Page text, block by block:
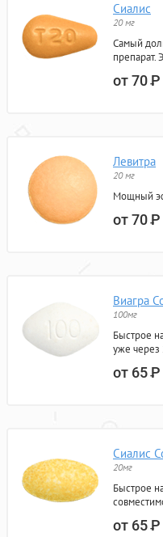
Сиалис
20 мг
Самый
препарат.
от 70Р
Левитра
20 мг
Мощный
от 70Р
Виагра
100мг
Быстрое
уже через
от 65Р
Сиалис
20мг
Быстрое
от 65Р